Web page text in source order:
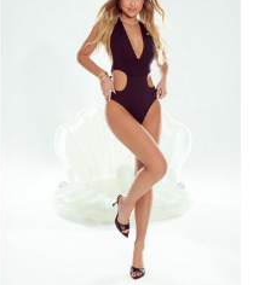
Dodaj do
ulubionych